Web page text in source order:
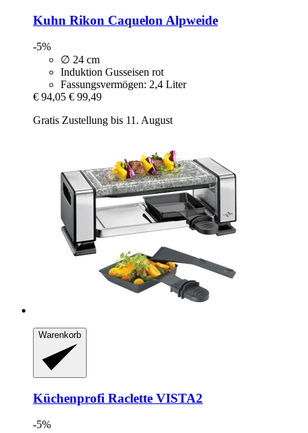
Kuhn Rikon Caquelon Alpweide
-5%
∅ 24 cm
Induktion Gusseisen rot
Fassungsvermögen: 2,4 Liter
€ 94,05 € 99,49
Gratis Zustellung bis 11. August
Warenkorb
Küchenprofi Raclette VISTA2
-5%